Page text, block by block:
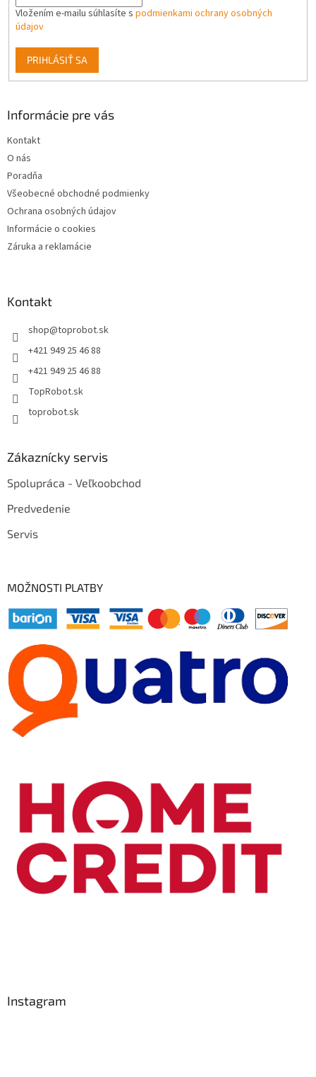
Vložením e-mailu súhlasíte s podmienkami ochrany osobných
údajov
PRIHLÁSIŤ SA
Informácie pre vás
Kontakt
O nás
Poradňa
Všeobecné obchodné podmienky
Ochrana osobných údajov
Informácie o cookies
Záruka a reklamácie
Kontakt
shop@toprobot.sk
+421 949 25 46 88
+421 949 25 46 88
TopRobot.sk
toprobot.sk
Zákaznícky servis
Spolupráca - Veľkoobchod
Predvedenie
Servis
MOŽNOSTI PLATBY
Instagram